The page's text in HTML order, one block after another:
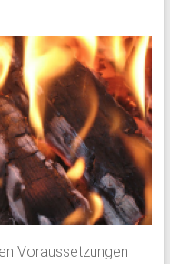
Voraussetzungen